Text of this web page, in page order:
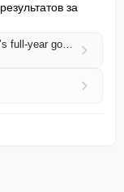
за
Quad CFO Tony Staniak discusses firm’s full-year goals following Q1 earnings